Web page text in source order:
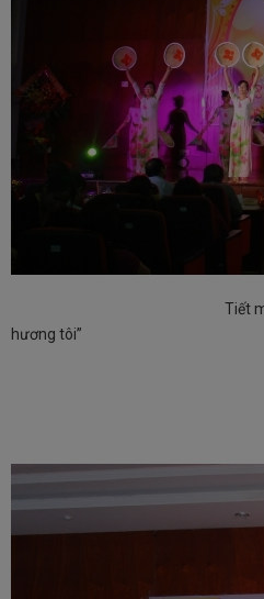
Tiết mục hát múa
hương tôi”